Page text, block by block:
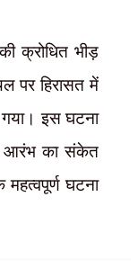
क्रोधित भीड़
पर हिरासत में
गया। इस घटना
आरंभ का संकेत
महत्वपूर्ण घटना